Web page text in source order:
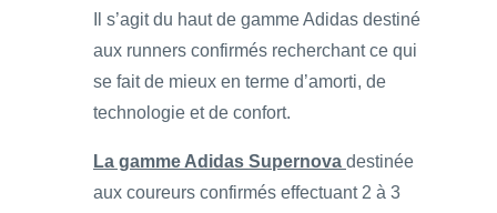
Il s’agit du haut de gamme Adidas destiné
aux runners confirmés recherchant ce qui
se fait de mieux en terme d’amorti, de
technologie et de confort.
La gamme Adidas Supernova destinée
aux coureurs confirmés effectuant 2 à 3